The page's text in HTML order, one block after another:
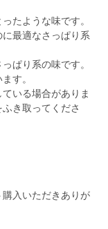
たような味です。
最適なさっぱり系
ぱり系の味です。
す。
いる場合がありま
き取ってくださ
入いただきありが